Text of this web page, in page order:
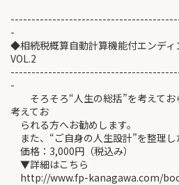
-
◆相続税概算自動計算機能付エンディ
VOL.2
-
そろそろ“人生の総括”を考えてお
考えてお
られる方へお勧めします。
また、“ご自身の人生設計”を整理し
価格：3,000円（税込み）
▼詳細はこちら
http://www.fp-kanagawa.com/